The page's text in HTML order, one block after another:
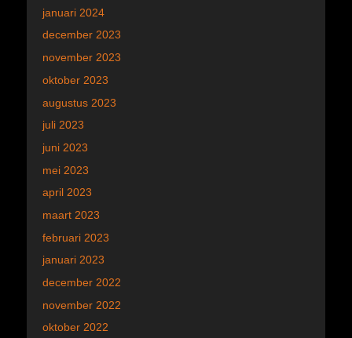
januari 2024
december 2023
november 2023
oktober 2023
augustus 2023
juli 2023
juni 2023
mei 2023
april 2023
maart 2023
februari 2023
januari 2023
december 2022
november 2022
oktober 2022